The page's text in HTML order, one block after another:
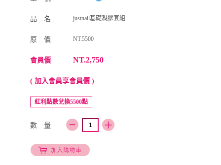
品 名 justnail基礎凝膠套組
原 價 NT.5500
會員價 NT.2,750
( 加入會員享會員價 )
紅利點數兌換5500點
數 量